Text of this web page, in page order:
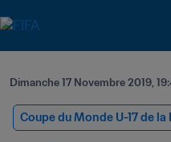
Dimanche 17 Novembre 2019,
Coupe du Monde U-17 de la